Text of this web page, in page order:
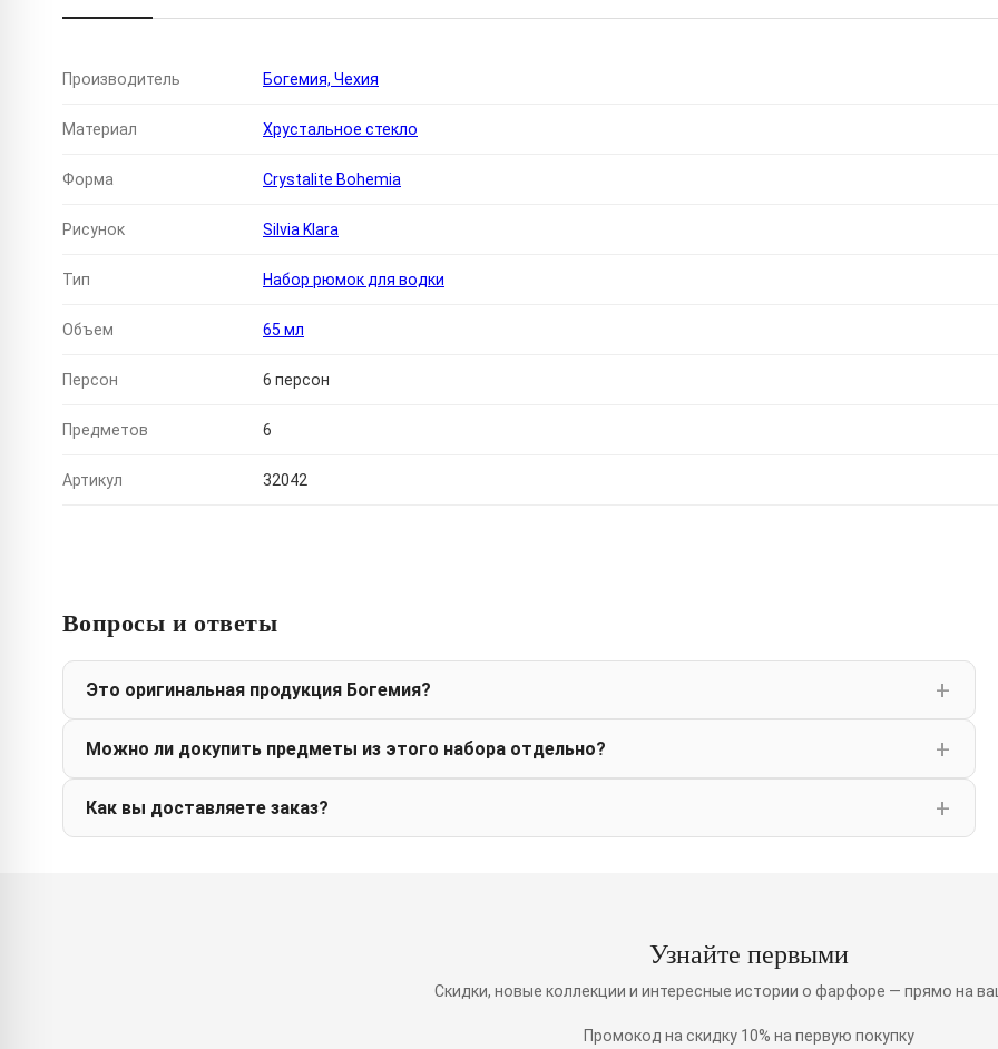
Производитель Богемия, Чехия
Материал Хрустальное стекло
Форма Crystalite Bohemia
Рисунок Silvia Klara
Тип Набор рюмок для водки
Объем 65 мл
Персон 6 персон
Предметов 6
Артикул 32042
Вопросы и ответы
Это оригинальная продукция Богемия?
Можно ли докупить предметы из этого набора отдельно?
Как вы доставляете заказ?
Узнайте первыми
Скидки, новые коллекции и интересные истории о фарфоре — прямо на
Промокод на скидку 10% на первую покупку